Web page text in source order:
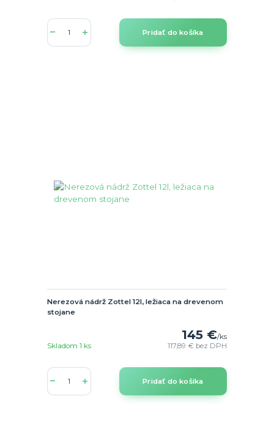
Pridať do košíka
Nerezová nádrž Zottel 12l, ležiaca na drevenom
stojane
145 €/ks
117,89 € bez DPH
Skladom 1 ks
Pridať do košíka